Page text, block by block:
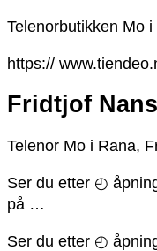
Telenorbutikken Mo
https://
Fridtjof
Telenor Mo i Rana,
Ser du etter ◴
på …
Ser du etter ◴